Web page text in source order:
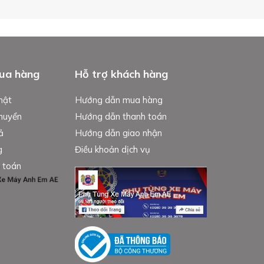
hàng
toán
Hỗ trợ khách hàng
Hướng dẫn mua hàng
Hướng dẫn thanh toán
Hướng dẫn giao nhận
Điều khoản dịch vụ